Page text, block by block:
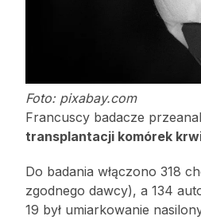
Foto: pixabay.com
Francuscy badacze
transplantacji komórek
Do badania włączono 318
zgodnego dawcy), a 134
19 był umiarkowanie